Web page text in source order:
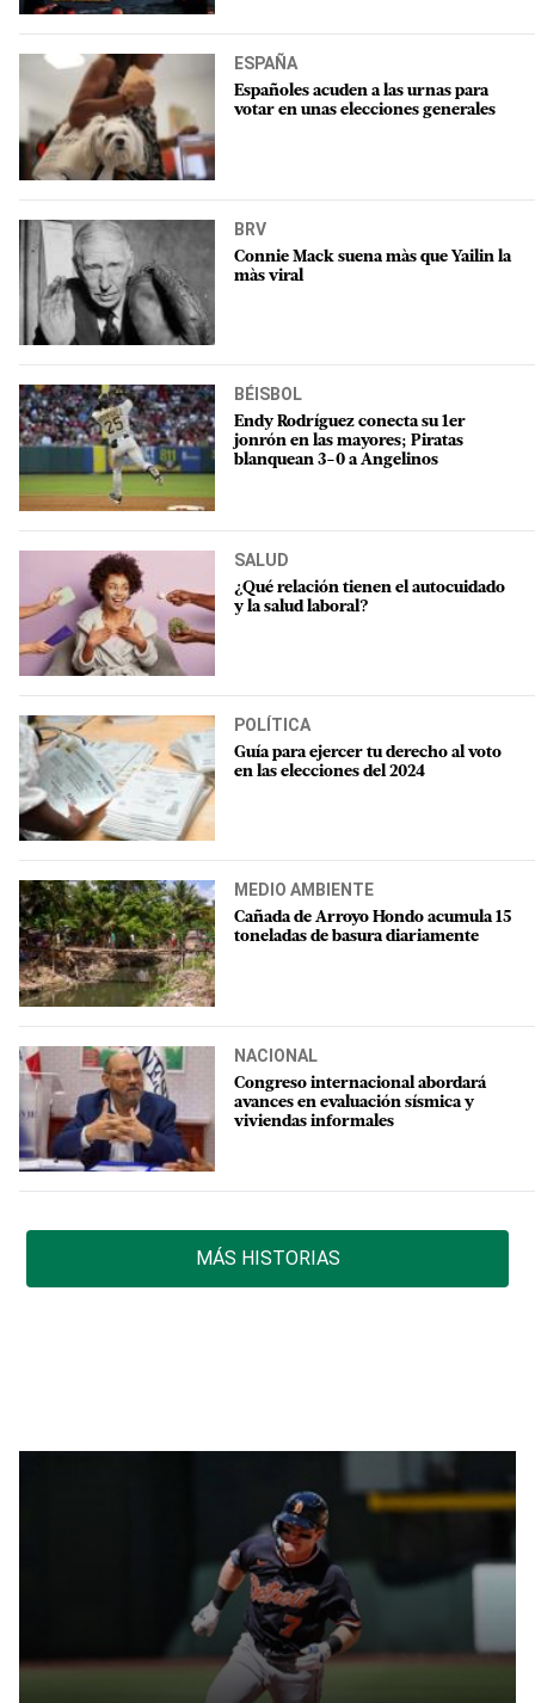
ESPAÑA
Españoles acuden a las urnas para
votar en unas elecciones generales
BRV
Connie Mack suena màs que Yailin la
màs viral
BÉISBOL
Endy Rodríguez conecta su 1er
jonrón en las mayores; Piratas
blanquean 3-0 a Angelinos
SALUD
¿Qué relación tienen el autocuidado
y la salud laboral?
POLÍTICA
Guía para ejercer tu derecho al voto
en las elecciones del 2024
MEDIO AMBIENTE
Cañada de Arroyo Hondo acumula 15
toneladas de basura diariamente
NACIONAL
Congreso internacional abordará
avances en evaluación sísmica y
viviendas informales
MÁS HISTORIAS